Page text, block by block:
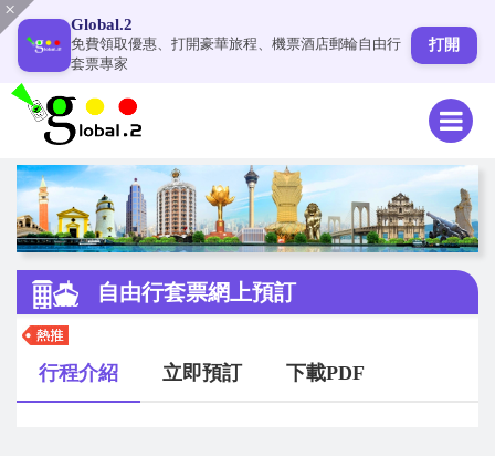
Global.2
免費領取優惠、打開豪華旅程、機票酒店郵輪自由行
套票專家
打開
自由行套票網上預訂
行程介紹 立即預訂 下載PDF